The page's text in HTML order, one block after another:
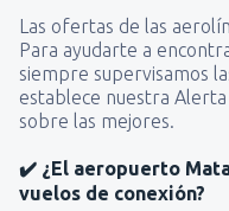
Las ofertas de las
Para ayudarte a
siempre supervisamos
establece nuestra
sobre las mejores.
✔️ ¿El aeropuerto
vuelos de conexión?